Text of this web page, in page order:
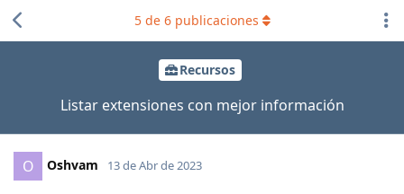
Recursos
Listar extensiones con mejor información
5de 6publicaciones
O Oshvam 13 de Abr de 2023